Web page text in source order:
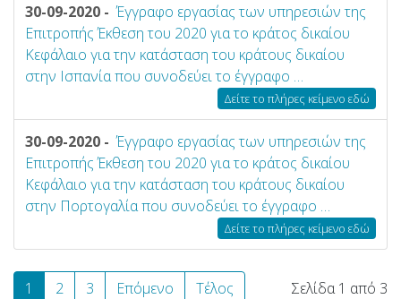
30-09-2020 - Έγγραφο εργασίας των υπηρεσιών της
Επιτροπής Έκθεση του 2020 για το κράτος δικαίου
Κεφάλαιο για την κατάσταση του κράτους δικαίου
στην Ισπανία που συνοδεύει το έγγραφο …
Δείτε το πλήρες κείμενο εδώ
30-09-2020 - Έγγραφο εργασίας των υπηρεσιών της
Επιτροπής Έκθεση του 2020 για το κράτος δικαίου
Κεφάλαιο για την κατάσταση του κράτους δικαίου
στην Πορτογαλία που συνοδεύει το έγγραφο …
Δείτε το πλήρες κείμενο εδώ
1 2 3 Επόμενο Τέλος Σελίδα 1 από 3